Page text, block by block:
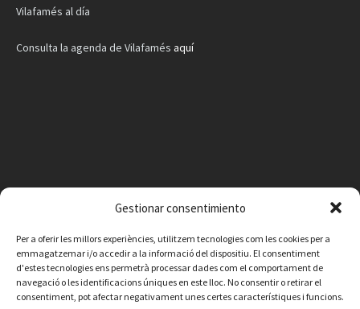
Gestionar consentimiento
Per a oferir les millors experiències, utilitzem tecnologies com les cookies per a
emmagatzemar i/o accedir a la informació del dispositiu. El consentiment
d'estes tecnologies ens permetrà processar dades com el comportament de
navegació o les identificacions úniques en este lloc. No consentir o retirar el
consentiment, pot afectar negativament unes certes característiques i funcions.
Vilafamés al día
Consulta la agenda de Vilafamés aquí